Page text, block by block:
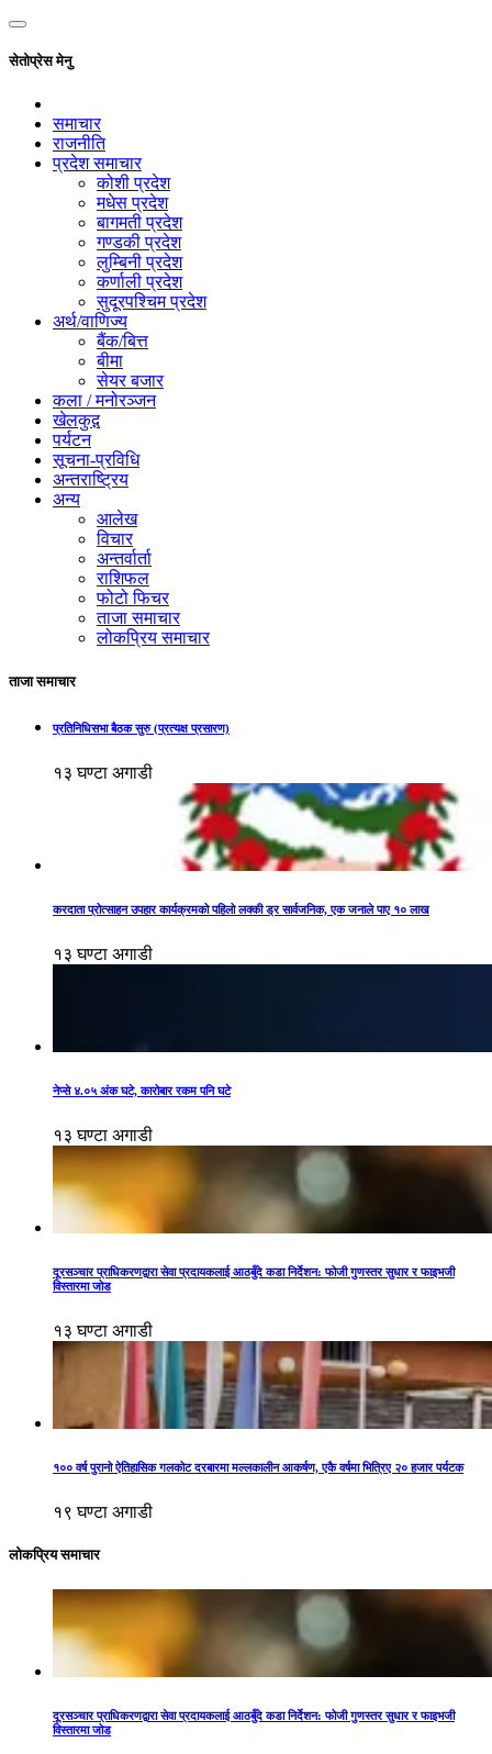
सेतोप्रेस मेनु
समाचार
राजनीति
प्रदेश समाचार
कोशी प्रदेश
मधेस प्रदेश
बागमती प्रदेश
गण्डकी प्रदेश
लुम्बिनी प्रदेश
कर्णाली प्रदेश
सुदूरपश्चिम प्रदेश
अर्थ/वाणिज्य
बैंक/बित्त
बीमा
सेयर बजार
कला / मनोरञ्जन
खेलकुद़़
पर्यटन
सूचना-प्रविधि
अन्तराष्ट्रिय
अन्य
आलेख
विचार
अन्तर्वार्ता
राशिफल
फोटो फिचर
ताजा समाचार
लोकप्रिय समाचार
ताजा समाचार
प्रतिनिधिसभा बैठक सुरु (प्रत्यक्ष प्रसारण)
१३ घण्टा अगाडी
करदाता प्रोत्साहन उपहार कार्यक्रमको पहिलो लक्की ड्र सार्वजनिक, एक जनाले पाए १० लाख
१३ घण्टा अगाडी
नेप्से ४.०५ अंक घटे, कारोबार रकम पनि घटे
१३ घण्टा अगाडी
दूरसञ्चार प्राधिकरणद्वारा सेवा प्रदायकलाई आठबुँदे कडा निर्देशन: फोजी गुणस्तर सुधार र फाइभजी
विस्तारमा जोड
१३ घण्टा अगाडी
१०० वर्ष पुरानो ऐतिहासिक गलकोट दरबारमा मल्लकालीन आकर्षण, एकै वर्षमा भित्रिए २० हजार पर्यटक
१९ घण्टा अगाडी
लोकप्रिय समाचार
दूरसञ्चार प्राधिकरणद्वारा सेवा प्रदायकलाई आठबुँदे कडा निर्देशन: फोजी गुणस्तर सुधार र फाइभजी
विस्तारमा जोड